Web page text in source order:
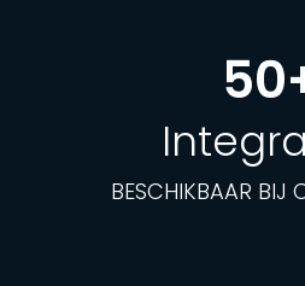
BESCHIKBAAR BIJ